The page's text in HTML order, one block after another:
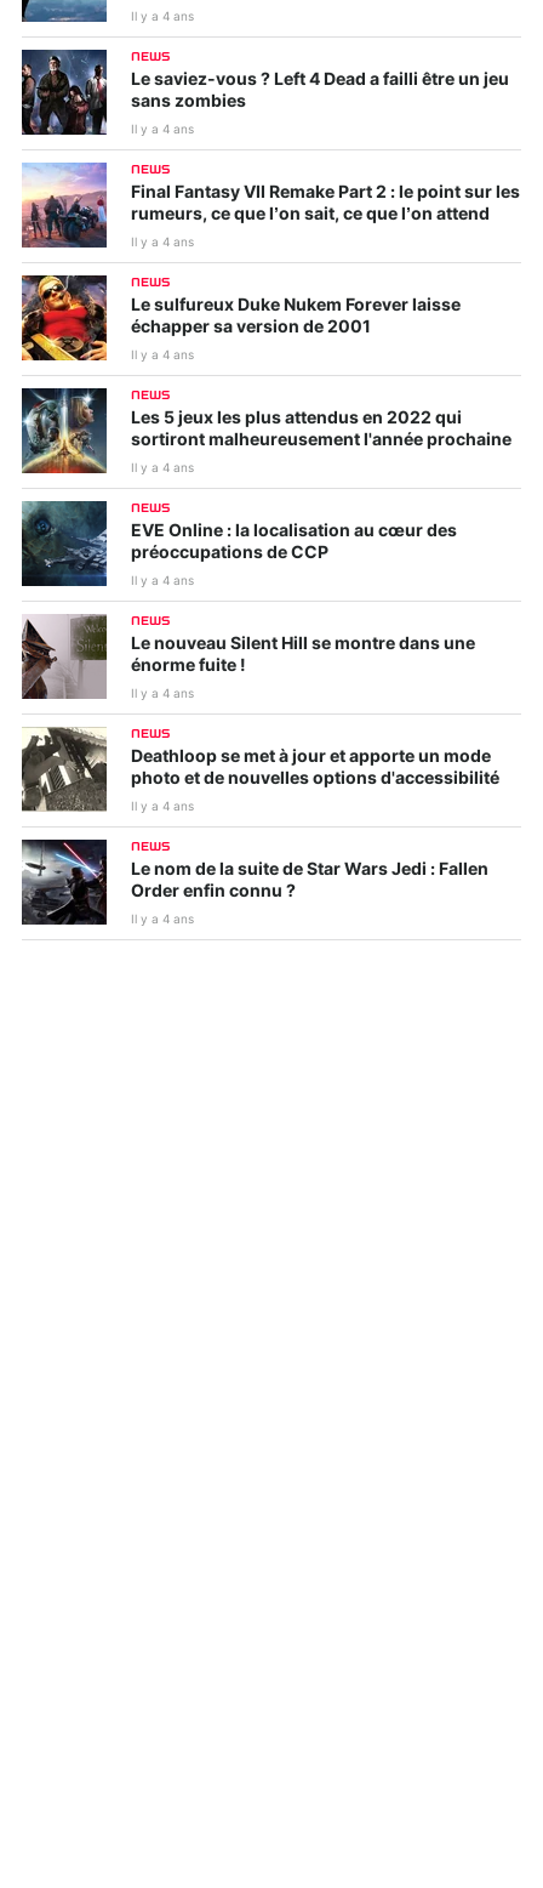
Il y a 4 ans
NEWS
Le saviez-vous ? Left 4 Dead a failli être un jeu
sans zombies
Il y a 4 ans
NEWS
Final Fantasy VII Remake Part 2 : le point sur les
rumeurs, ce que l’on sait, ce que l’on attend
Il y a 4 ans
NEWS
Le sulfureux Duke Nukem Forever laisse
échapper sa version de 2001
Il y a 4 ans
NEWS
Les 5 jeux les plus attendus en 2022 qui
sortiront malheureusement l'année prochaine
Il y a 4 ans
NEWS
EVE Online : la localisation au cœur des
préoccupations de CCP
Il y a 4 ans
NEWS
Le nouveau Silent Hill se montre dans une
énorme fuite !
Il y a 4 ans
NEWS
Deathloop se met à jour et apporte un mode
photo et de nouvelles options d'accessibilité
Il y a 4 ans
NEWS
Le nom de la suite de Star Wars Jedi : Fallen
Order enfin connu ?
Il y a 4 ans